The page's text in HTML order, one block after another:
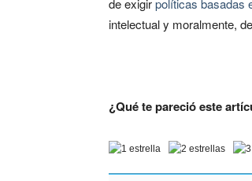
de exigirpolíticas basadas
intelectual y moralmente,
¿Qué te pareció este